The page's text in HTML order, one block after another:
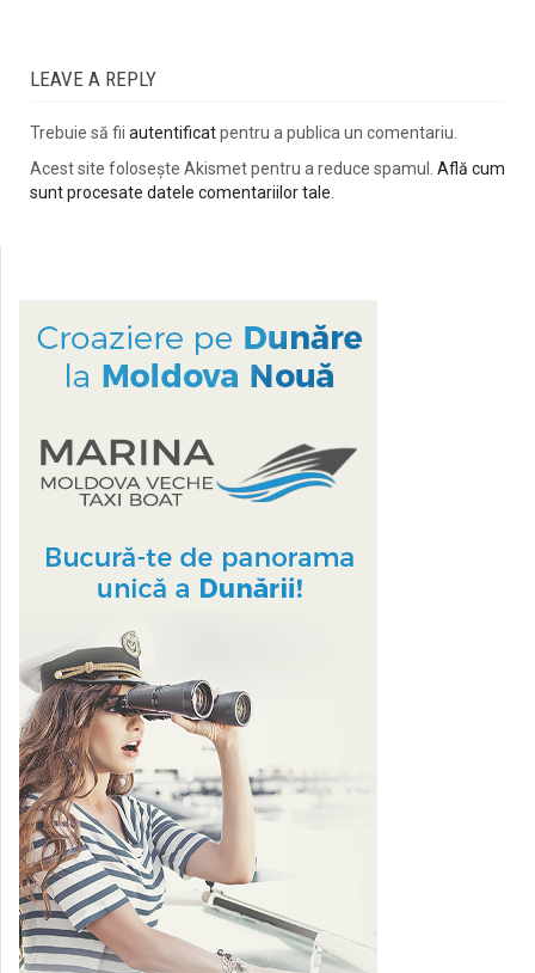
LEAVE A REPLY
Trebuie să fii autentificatpentru a publica un comentariu.
Acest site folosește Akismet pentru a reduce spamul. Află cum
sunt procesate datele comentariilor tale.